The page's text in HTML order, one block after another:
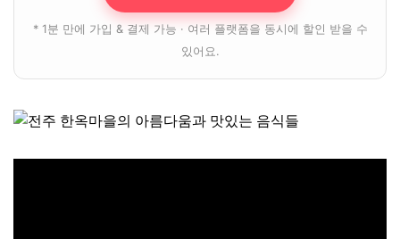
* 1분 만에 가입 & 결제 가능 · 여러 플랫폼을 동시에 할인 받을 수
있어요.